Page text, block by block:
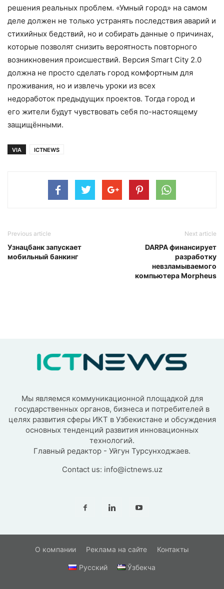
решения реальных проблем. «Умный город» на самом
деле должен не только устранять последствия аварий и
стихийных бедствий, но и собирать данные о причинах,
которые позволят снизить вероятность повторного
возникновения происшествий. Версия Smart City 2.0
должна не просто сделать город комфортным для
проживания, но и извлечь уроки из всех
недоработок предыдущих проектов. Тогда город и
его жители будут чувствовать себя по-настоящему
защищёнными.
VIA ICTNEWS
Previous article
Узнацбанк запускает
мобильный банкинг
Next article
DARPA финансирует
разработку
невзламываемого
компьютера Morpheus
Мы являемся коммуникационной площадкой для
государственных органов, бизнеса и потребителей в
целях развития сферы ИКТ в Узбекистане и обсуждения
основных тенденций развития инновационных
технологий.
Главный редактор - Уйгун Турсунходжаев.
Contact us: info@ictnews.uz
О компании Реклама на сайте Контакты
Русский Ўзбекча